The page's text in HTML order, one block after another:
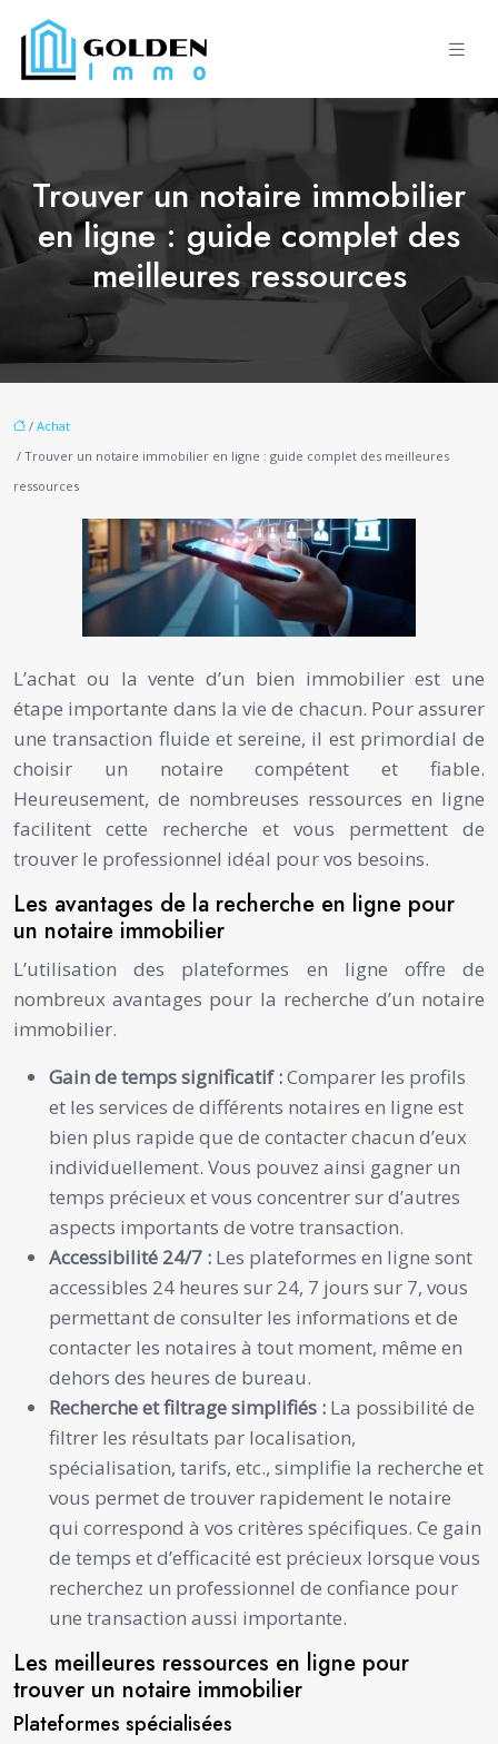
Trouver un notaire immobilier
en ligne : guide complet des
meilleures ressources
/ Achat
/ Trouver un notaire immobilier en ligne : guide complet des meilleures
ressources
L’achat ou la vente d’un bien immobilier est une
étape importante dans la vie de chacun. Pour assurer
une transaction fluide et sereine, il est primordial de
choisir un notaire compétent et fiable.
Heureusement, de nombreuses ressources en ligne
facilitent cette recherche et vous permettent de
trouver le professionnel idéal pour vos besoins.
Les avantages de la recherche en ligne pour
un notaire immobilier
L’utilisation des plateformes en ligne offre de
nombreux avantages pour la recherche d’un notaire
immobilier.
Gain de temps significatif :Comparer les profils
et les services de différents notaires en ligne est
bien plus rapide que de contacter chacun d’eux
individuellement. Vous pouvez ainsi gagner un
temps précieux et vous concentrer sur d’autres
aspects importants de votre transaction.
Accessibilité 24/7 : Les plateformes en ligne sont
accessibles 24 heures sur 24, 7 jours sur 7, vous
permettant de consulter les informations et de
contacter les notaires à tout moment, même en
dehors des heures de bureau.
Recherche et filtrage simplifiés : La possibilité de
filtrer les résultats par localisation,
spécialisation, tarifs, etc., simplifie la recherche et
vous permet de trouver rapidement le notaire
qui correspond à vos critères spécifiques. Ce gain
de temps et d’efficacité est précieux lorsque vous
recherchez un professionnel de confiance pour
une transaction aussi importante.
Les meilleures ressources en ligne pour
trouver un notaire immobilier
Plateformes spécialisées